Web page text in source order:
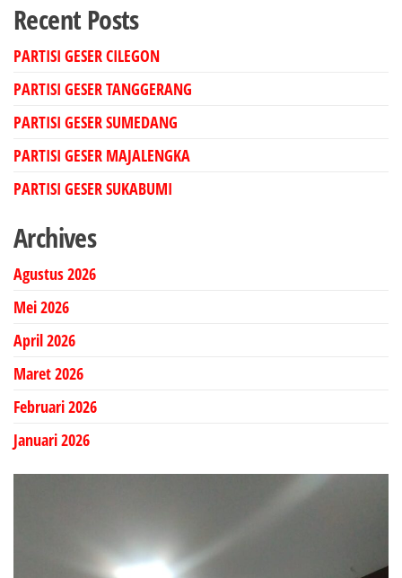
Recent Posts
PARTISI GESER CILEGON
PARTISI GESER TANGGERANG
PARTISI GESER SUMEDANG
PARTISI GESER MAJALENGKA
PARTISI GESER SUKABUMI
Archives
Agustus 2026
Mei 2026
April 2026
Maret 2026
Februari 2026
Januari 2026